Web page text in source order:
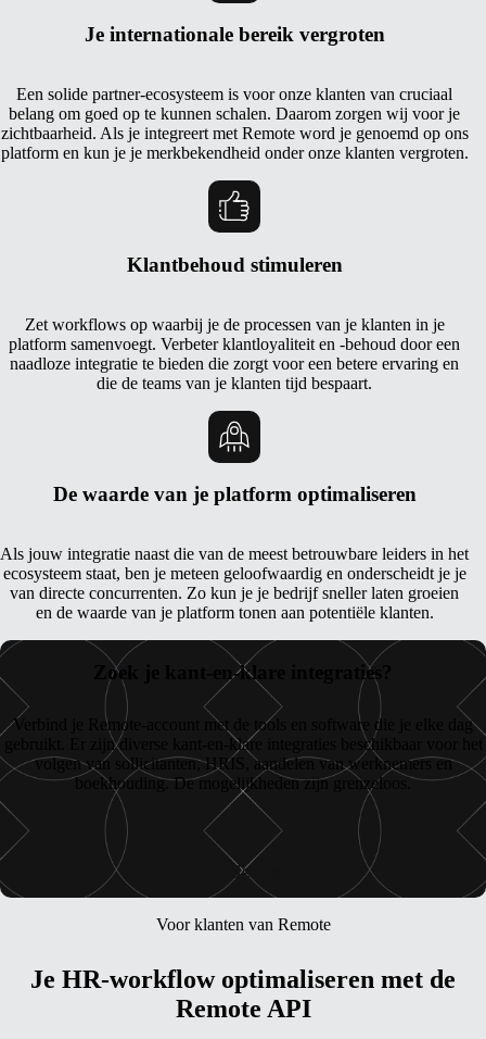
Je internationale bereik vergroten
Een solide partner-ecosysteem is voor onze klanten van cruciaal
belang om goed op te kunnen schalen. Daarom zorgen wij voor je
zichtbaarheid. Als je integreert met Remote word je genoemd op ons
platform en kun je je merkbekendheid onder onze klanten vergroten.
Klantbehoud stimuleren
Zet workflows op waarbij je de processen van je klanten in je
platform samenvoegt. Verbeter klantloyaliteit en -behoud door een
naadloze integratie te bieden die zorgt voor een betere ervaring en
die de teams van je klanten tijd bespaart.
De waarde van je platform optimaliseren
Als jouw integratie naast die van de meest betrouwbare leiders in het
ecosysteem staat, ben je meteen geloofwaardig en onderscheidt je je
van directe concurrenten. Zo kun je je bedrijf sneller laten groeien
en de waarde van je platform tonen aan potentiële klanten.
Zoek je kant-en-klare integraties?
Verbind je Remote-account met de tools en software die je elke dag
gebruikt. Er zijn diverse kant-en-klare integraties beschikbaar voor het
volgen van sollicitanten, HRIS, aandelen van werknemers en
boekhouding. De mogelijkheden zijn grenzeloos.
Nu ontdekken
Voor klanten van Remote
Je HR-workflow optimaliseren met de
Remote API